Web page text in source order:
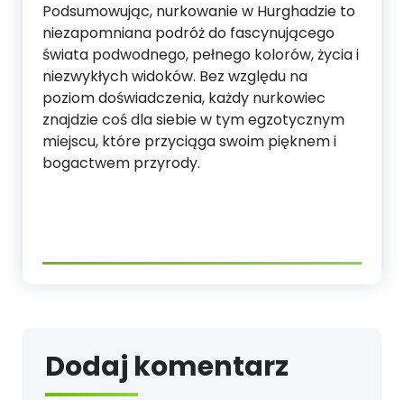
Podsumowując, nurkowanie w Hurghadzie to
niezapomniana podróż do fascynującego
świata podwodnego, pełnego kolorów, życia i
niezwykłych widoków. Bez względu na
poziom doświadczenia, każdy nurkowiec
znajdzie coś dla siebie w tym egzotycznym
miejscu, które przyciąga swoim pięknem i
bogactwem przyrody.
Dodaj komentarz